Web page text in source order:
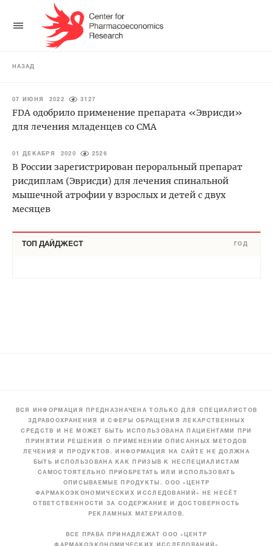
НАЗАД
07 ИЮНЯ 2022 3127
FDA одобрило применение препарата «Эврисди»
для лечения младенцев со СМА
01 ДЕКАБРЯ 2020 2526
В России зарегистрирован пероральный препарат
рисдиплам (Эврисди) для лечения спинальной
мышечной атрофии у взрослых и детей с двух
месяцев
ТОП ДАЙДЖЕСТ ГОД
ВСЯ ИНФОРМАЦИЯ ПРЕДНАЗНАЧЕНА ТОЛЬКО ДЛЯ СПЕЦИАЛИСТОВ
ЗДРАВООХРАНЕНИЯ И СФЕРЫ ОБРАЩЕНИЯ ЛЕКАРСТВЕННЫХ
СРЕДСТВ И НЕ МОЖЕТ БЫТЬ ИСПОЛЬЗОВАНА ПАЦИЕНТАМИ ПРИ
ПРИНЯТИИ РЕШЕНИЯ О ПРИМЕНЕНИИ ОПИСАННЫХ МЕТОДОВ
ЛЕЧЕНИЯ И ПРОДУКТОВ. ИНФОРМАЦИЯ НА САЙТЕ НЕ ДОЛЖНА
БЫТЬ ИСПОЛЬЗОВАНА КАК ПРИЗЫВ К НЕСПЕЦИАЛИСТАМ
САМОСТОЯТЕЛЬНО ПРИОБРЕТАТЬ ИЛИ ИСПОЛЬЗОВАТЬ
ОПИСЫВАЕМЫЕ ПРОДУКТЫ. ООО «ЦЕНТР
ФАРМАКОЭКОНОМИЧЕСКИХ ИССЛЕДОВАНИЙ» НЕ НЕСЁТ
ОТВЕТСТВЕННОСТИ ЗА СОДЕРЖАНИЕ И ДОСТОВЕРНОСТЬ
РЕКЛАМНЫХ МАТЕРИАЛОВ.
ВСЕ ПРАВА ПРИНАДЛЕЖАТ ООО «ЦЕНТР